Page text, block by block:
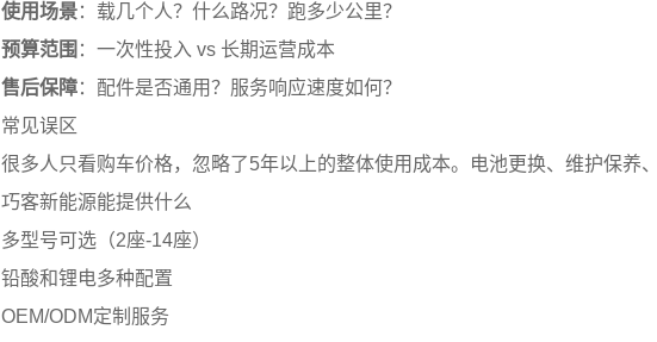
使用场景：载几个人？什么路况？跑多少公里？
预算范围 ：一次性投入 vs 长期运营成本
售后保障：配件是否通用？服务响应速度如何？
常见误区
很多人只看购车价格，忽略了5年以上的整体使用成本。电池更换、维护保养
巧客新能源能提供什么
多型号可选（2座-14座）
铅酸和锂电多种配置
OEM/ODM定制服务